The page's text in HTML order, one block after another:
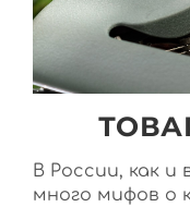
В России, как
много мифов о